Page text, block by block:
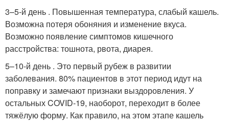
3–5-й день . Повышенная температура, слабый кашель.
Возможна потеря обоняния и изменение вкуса.
Возможно появление симптомов кишечного
расстройства: тошнота, рвота, диарея.
5–10-й день . Это первый рубеж в развитии
заболевания. 80% пациентов в этот период идут на
поправку и замечают признаки выздоровления. У
остальных COVID-19, наоборот, переходит в более
тяжёлую форму. Как правило, на этом этапе кашель